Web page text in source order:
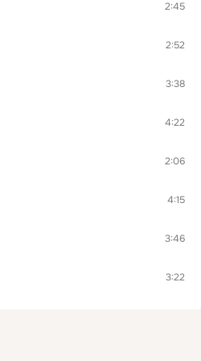
2:45
2:52
3:38
4:22
2:06
4:15
3:46
3:22